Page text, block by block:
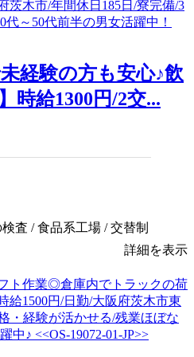
経験の方も安心♪飲
時給1300円/2交...
査 / 食品系工場 / 交替制
詳細を表示